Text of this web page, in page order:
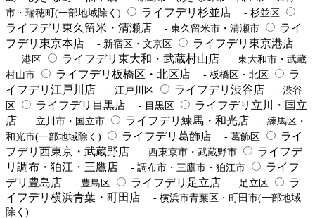
市・瑞穂町(一部地域除く)
ライフデリ杉並店 - 杉並区
ライフデリ東久留米・清瀬店 - 東久留米市・清瀬市
ライ
フデリ東京本店
- 新宿区・文京区 ライフデリ東京港店
- 港区 ライフデリ東大和・武蔵村山店
- 東大和市・武蔵
村山市
ライフデリ板橋区・北区店 - 板橋区・北区
ラ
イフデリ江戸川店
- 江戸川区 ライフデリ渋谷店
- 渋谷
区
ライフデリ目黒店 - 目黒区
ライフデリ立川・国立
店
- 立川市・国立市 ライフデリ練馬・和光店
- 練馬区・
和光市(一部地域除く)
ライフデリ葛飾店 - 葛飾区
ライ
フデリ西東京・武蔵野店
- 西東京市・武蔵野市
ライフデ
リ調布・狛江・三鷹店
- 調布市・三鷹市・狛江市
ライフ
デリ豊島店
- 豊島区 ライフデリ足立店 - 足立区
ラ
イフデリ横浜青葉・町田店
- 横浜市青葉区・町田市(一部地域
除く)